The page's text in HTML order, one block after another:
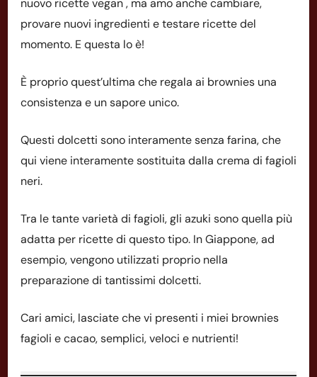
nuovo ricette vegan , ma amo anche cambiare,
provare nuovi ingredienti e testare ricette del
momento. E questa lo è!
È proprio quest’ultima che regala ai brownies una
consistenza e un sapore unico.
Questi dolcetti sono interamente senza farina, che
qui viene interamente sostituita dalla crema di fagioli
neri.
Tra le tante varietà di fagioli, gli azuki sono quella più
adatta per ricette di questo tipo. In Giappone, ad
esempio, vengono utilizzati proprio nella
preparazione di tantissimi dolcetti.
Cari amici, lasciate che vi presenti i miei brownies
fagioli e cacao, semplici, veloci e nutrienti!